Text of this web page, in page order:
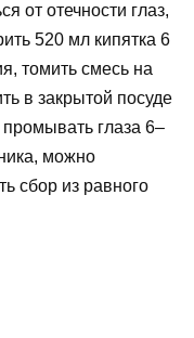
от отечности глаз,
520 мл кипятка 6
томить смесь на
в закрытой посуде
глаза 6–
можно
сбор из равного